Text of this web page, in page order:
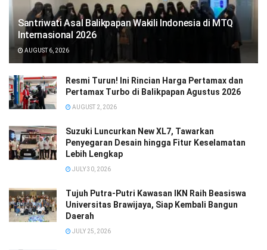
Santriwati Asal Balikpapan Wakili Indonesia di MTQ
Internasional 2026
AUGUST 6, 2026
Resmi Turun! Ini Rincian Harga Pertamax dan
Pertamax Turbo di Balikpapan Agustus 2026
AUGUST 2, 2026
Suzuki Luncurkan New XL7, Tawarkan
Penyegaran Desain hingga Fitur Keselamatan
Lebih Lengkap
JULY 30, 2026
Tujuh Putra-Putri Kawasan IKN Raih Beasiswa
Universitas Brawijaya, Siap Kembali Bangun
Daerah
JULY 25, 2026